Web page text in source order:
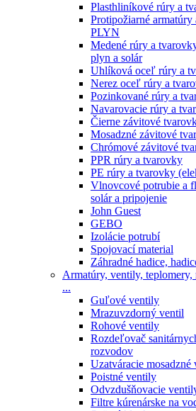
Plasthliníkové rúry a
Protipožiarné
PLYN
Medené rúry a
plyn a solár
Uhlíková oceľ rúry a
Nerez oceľ rúry a
Pozinkované rúry a
Navarovacie rúry a
Čierne závitové
Mosadzné závitové
Chrómové závitové
PPR rúry a tvarovky
PE rúry a tvarovky
Vlnovcové potrubie a
solár a pripojenie
John Guest
GEBO
Izolácie potrubí
Spojovací material
Záhradné hadice,
Armatúry, ventily,
...
Guľové ventily
Mrazuvzdorný ventil
Rohové ventily
Rozdeľovač
rozvodov
Uzatváracie mosadzné
Poistné ventily
Odvzdušňovacie
Filtre kúrenárske na